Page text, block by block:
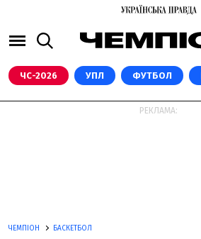
ЧС-2026 УПЛ ФУТБОЛ
РЕКЛАМА:
ЧЕМПІОН БАСКЕТБОЛ